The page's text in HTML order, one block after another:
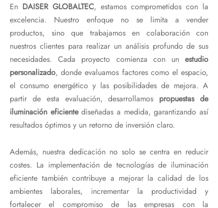
En DAISER GLOBALTEC, estamos comprometidos con la
excelencia. Nuestro enfoque no se limita a vender
productos, sino que trabajamos en colaboración con
nuestros clientes para realizar un análisis profundo de sus
necesidades. Cada proyecto comienza con un estudio
personalizado, donde evaluamos factores como el espacio,
el consumo energético y las posibilidades de mejora. A
partir de esta evaluación, desarrollamos propuestas de
iluminación eficientediseñadas a medida, garantizando así
resultados óptimos y un retorno de inversión claro.
Además, nuestra dedicación no solo se centra en reducir
costes. La implementación de tecnologías de iluminación
eficiente también contribuye a mejorar la calidad de los
ambientes laborales, incrementar la productividad y
fortalecer el compromiso de las empresas con la